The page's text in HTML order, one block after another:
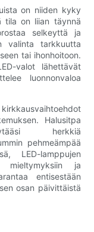
on niiden kyky
tila on liian täynnä
selkeyttä ja
valinta tarkkuutta
tai ihonhoitoon.
valot lähettävät
luonnonvaloa
Halusitpa
herkkiä
pehmeämpää
LED-lamppujen
mieltymyksiin ja
entisestään
osan päivittäistä